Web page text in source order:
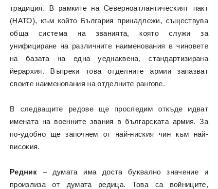
традиция. В рамките на Северноатлантическият пакт
(НАТО), към който България принадлежи, съществува
обща система на званията, която служи за
унифициране на различните наименования в чиновете
на базата на една уеднаквена, стандартизирана
йерархия. Въпреки това отделните армии запазват
своите наименования на отделните рангове.
В следващите редове ще проследим откъде идват
имената на военните звания в българската армия. За
по-удобно ще започнем от най-ниския чин към най-
високия.
Редник– думата има доста буквално значение и
произлиза от думата редица. Това са войниците,